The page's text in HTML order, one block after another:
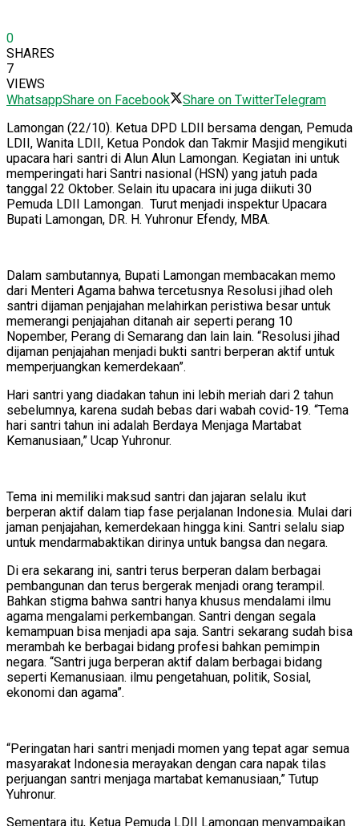
0
SHARES
7
VIEWS
WhatsappShare on Facebook Share on TwitterTelegram
Lamongan (22/10). Ketua DPD LDII bersama dengan, Pemuda
LDII, Wanita LDII, Ketua Pondok dan Takmir Masjid mengikuti
upacara hari santri di Alun Alun Lamongan. Kegiatan ini untuk
memperingati hari Santri nasional (HSN) yang jatuh pada
tanggal 22 Oktober. Selain itu upacara ini juga diikuti 30
Pemuda LDII Lamongan. Turut menjadi inspektur Upacara
Bupati Lamongan, DR. H. Yuhronur Efendy, MBA.
Dalam sambutannya, Bupati Lamongan membacakan memo
dari Menteri Agama bahwa tercetusnya Resolusi jihad oleh
santri dijaman penjajahan melahirkan peristiwa besar untuk
memerangi penjajahan ditanah air seperti perang 10
Nopember, Perang di Semarang dan lain lain. “Resolusi jihad
dijaman penjajahan menjadi bukti santri berperan aktif untuk
memperjuangkan kemerdekaan”.
Hari santri yang diadakan tahun ini lebih meriah dari 2 tahun
sebelumnya, karena sudah bebas dari wabah covid-19. “Tema
hari santri tahun ini adalah Berdaya Menjaga Martabat
Kemanusiaan,” Ucap Yuhronur.
Tema ini memiliki maksud santri dan jajaran selalu ikut
berperan aktif dalam tiap fase perjalanan Indonesia. Mulai dari
jaman penjajahan, kemerdekaan hingga kini. Santri selalu siap
untuk mendarmabaktikan dirinya untuk bangsa dan negara.
Di era sekarang ini, santri terus berperan dalam berbagai
pembangunan dan terus bergerak menjadi orang terampil.
Bahkan stigma bahwa santri hanya khusus mendalami ilmu
agama mengalami perkembangan. Santri dengan segala
kemampuan bisa menjadi apa saja. Santri sekarang sudah bisa
merambah ke berbagai bidang profesi bahkan pemimpin
negara. “Santri juga berperan aktif dalam berbagai bidang
seperti Kemanusiaan. ilmu pengetahuan, politik, Sosial,
ekonomi dan agama”.
“Peringatan hari santri menjadi momen yang tepat agar semua
masyarakat Indonesia merayakan dengan cara napak tilas
perjuangan santri menjaga martabat kemanusiaan,” Tutup
Yuhronur.
Sementara itu, Ketua Pemuda LDII Lamongan menyampaikan